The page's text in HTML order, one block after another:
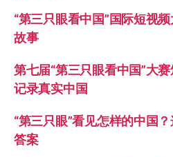
“第三只眼看中国”国际短视
故事
第七届“第三只眼看中国”大
记录真实中国
“第三只眼”看见怎样的中国
答案